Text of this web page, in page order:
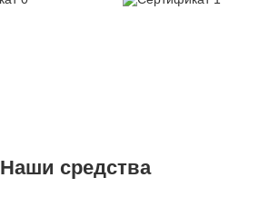
Наши средства